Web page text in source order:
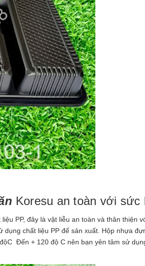
Koresu an toàn với sức
PP, đây là vật liễu an toàn và thân thiện
chất liệu PP để sản xuất. Hộp nhựa
Đến + 120 độ C nên bạn yên tâm sử